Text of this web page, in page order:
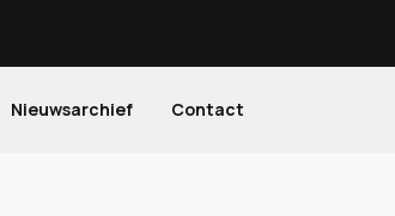
Nieuwsarchief Contact